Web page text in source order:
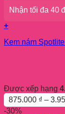
trang
sản
phẩm
Nhận tối đa 40
+
phẩm
thể.
Các
tùy
chọn
Kem nám
Được xếp hạng
875.000 ₫ –
-30%